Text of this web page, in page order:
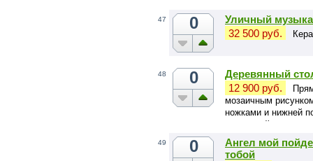
47 0
Уличный
32 500 руб.
48 0
Деревянный
12 900 руб.
мозаичным
ножками и нижней
обеденной или
49 0
Ангел мой
тобой